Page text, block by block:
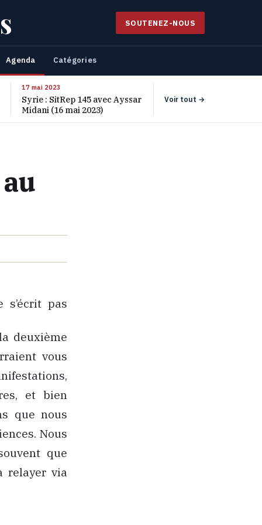
SOUTENEZ-NOUS
Agenda Catégories
17 mai 2023
Syrie : SitRep 145 avec Ayssar
Midani (16 mai 2023)
Voir tout →
pas
deuxième
vous
et bien
que nous
Nous
que
relayer via